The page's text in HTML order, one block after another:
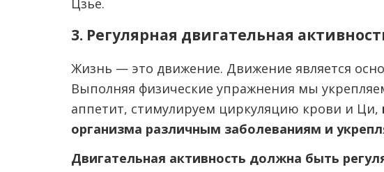
Цзье.
3. Регулярная двигательная
Жизнь — это движение. Движение является
Выполняя физические упражнения мы
аппетит, стимулируем циркуляцию крови и Ци,
организма различным заболеваниям и
Двигательная активность должна быть